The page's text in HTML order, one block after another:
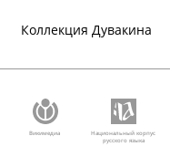
Коллекция Дувакина
Викимедиа
Национальный корпус
русского языка